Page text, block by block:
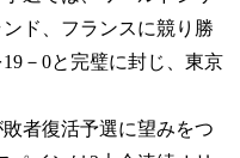
ド、フランスに競り勝
－0と完璧に封じ、東京
者復活予選に望みをつ